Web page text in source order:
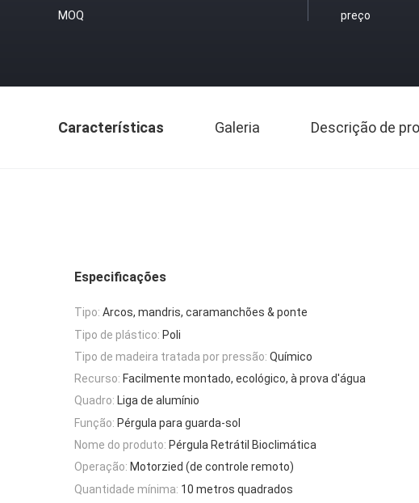
MOQ preço
Características Galeria Descrição de
Especificações
Tipo: Arcos, mandris, caramanchões & ponte
Tipo de plástico: Poli
Tipo de madeira tratada por pressão: Químico
Recurso: Facilmente montado, ecológico, à prova d'água
Quadro: Liga de alumínio
Função: Pérgula para guarda-sol
Nome do produto: Pérgula Retrátil Bioclimática
Operação: Motorzied (de controle remoto)
Quantidade mínima: 10 metros quadrados